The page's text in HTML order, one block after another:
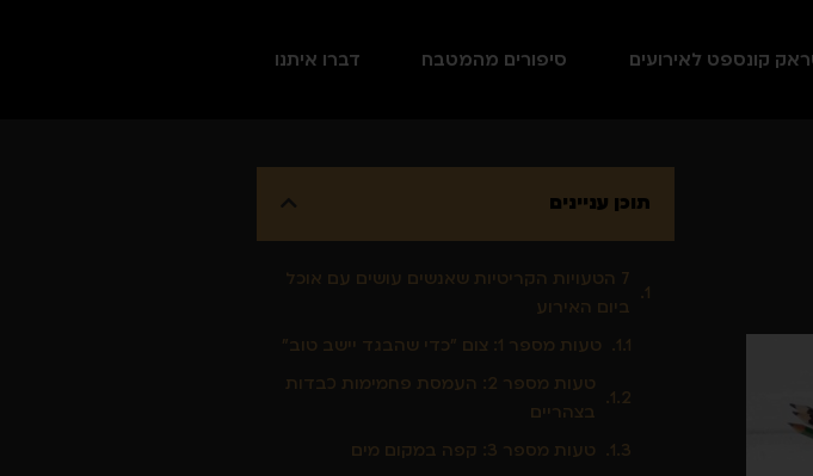
קונספט לאירועים סיפורים מהמטבח דברו איתנו
תוכן עניינים
7 הטעויות הקריטיות שאנשים עושים עם אוכל
ביום האירוע
טעות מספר 1: צום "כדי שהבגד יישב טוב"
טעות מספר 2: העמסת פחמימות כבדות
בצהריים
טעות מספר 3: קפה במקום מים